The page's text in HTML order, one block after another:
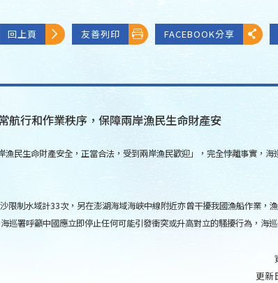
回上頁 友善列印 FACEBOOK分享
航行和作業秩序，保障兩岸漁民生命財產安
民生命財產安全，正當合法，受到兩岸漁民歡迎」，完全悖離事實，海
制水域計33次，另在澎湖海域海峽中線附近亦曾干擾我國漁船作業，
署呼籲中國應立即停止任何可能引發衝突或升高對立的騷擾行為，海
更新